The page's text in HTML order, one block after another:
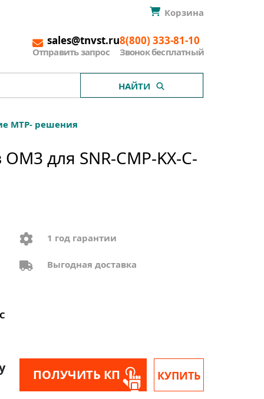
Корзина
sales@tnvst.ru
Отправить запрос
8(800) 333-81-10
Звонок бесплатный
НАЙТИ
MTP- решения
для SNR-CMP-KX-C-
1 год гарантии
Выгодная доставка
ПОЛУЧИТЬ КП КУПИТЬ